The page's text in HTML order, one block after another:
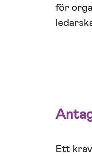
för
Ett